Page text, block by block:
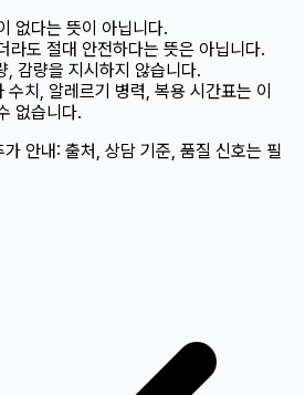
없다는 뜻이 아닙니다.
라도 절대 안전하다는 뜻은 아닙니다.
, 감량을 지시하지 않습니다.
치, 알레르기 병력, 복용 시간표는 이
없습니다.
가 안내: 출처, 상담 기준, 품질 신호는 필